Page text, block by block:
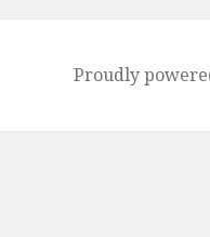
Proudly